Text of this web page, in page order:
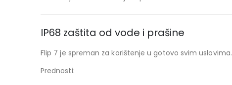
IP68 zaštita od vode i prašine
Flip 7 je spreman za korištenje u gotovo svim uslovima.
Prednosti: